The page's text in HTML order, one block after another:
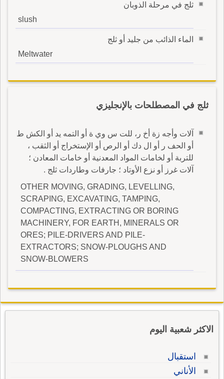
ثلج في مرحلة الذوبان
slush
الماء الذائب من جليد أو ثلج
Meltwater
ثلج في المصطلحات بالإنجليزي
آلات وأجه زة أخ ر، للت س وي ة أو التمه يد أو الكش ط
أو الحف ر أو ال دك أو الرص أو الإستخراج أو الثقب ،
للتربة أو لخامات المواد المعدنية أو خامات المعادن ؛
آلات غرز أو نزع الأوتاد ؛ جارفات وطاردات ثلج .
OTHER MOVING, GRADING, LEVELLING,
SCRAPING, EXCAVATING, TAMPING,
COMPACTING, EXTRACTING OR BORING
MACHINERY, FOR EARTH, MINERALS OR
ORES; PILE-DRIVERS AND PILE-
EXTRACTORS; SNOW-PLOUGHS AND
SNOW-BLOWERS
الاكثر شعبية اليوم
استقبال
الأناني